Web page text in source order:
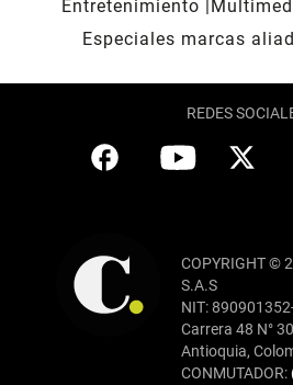
Entretenimiento
Especiales marcas
REDES
COPYRIGHT ©
S.A.S
NIT:
Carrera 48 N°
Antioquia,
CONMUTADOR: